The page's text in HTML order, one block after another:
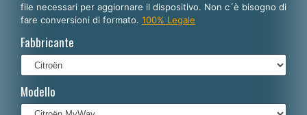
Español
Deutsch
Polski
file necessari per aggiornare il dispositivo. Non c´è bisogno di
fare conversioni di formato. 100% Legale
Fabbricante
Modello